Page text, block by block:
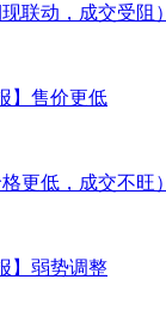
联动，成交受阻）
】售价更低
更低，成交不旺）
】弱势调整